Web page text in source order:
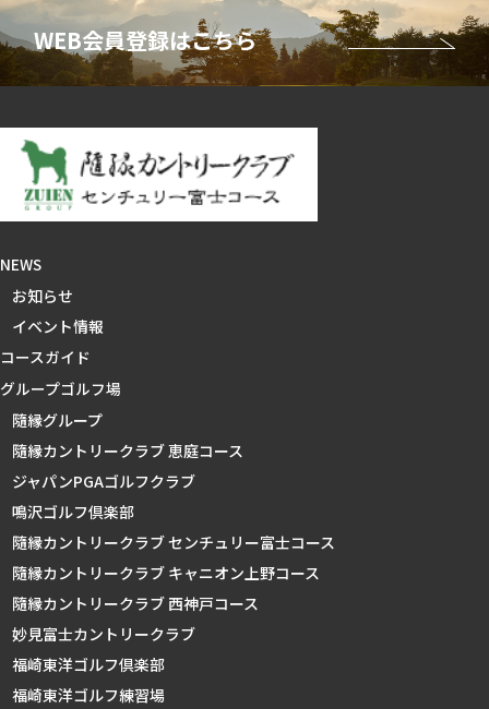
NEWS
お知らせ
イベント情報
コースガイド
グループゴルフ場
隨縁グループ
隨縁カントリークラブ 恵庭コース
ジャパンPGAゴルフクラブ
鳴沢ゴルフ倶楽部
隨縁カントリークラブ センチュリー富士コース
隨縁カントリークラブ キャニオン上野コース
隨縁カントリークラブ 西神戸コース
妙見富士カントリークラブ
福崎東洋ゴルフ倶楽部
福崎東洋ゴルフ練習場